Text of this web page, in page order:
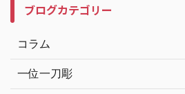
ブログカテゴリー
コラム
一位一刀彫